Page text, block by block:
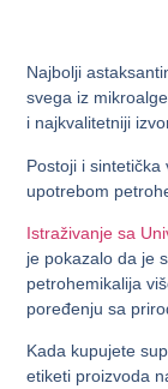
Najbolji
svega iz
i najkvalitetniji
Postoji i
upotrebom
Istraživanje sa
je pokazalo da je
petrohemikalija
poređenju sa
Kada kupujete
etiketi proizvoda